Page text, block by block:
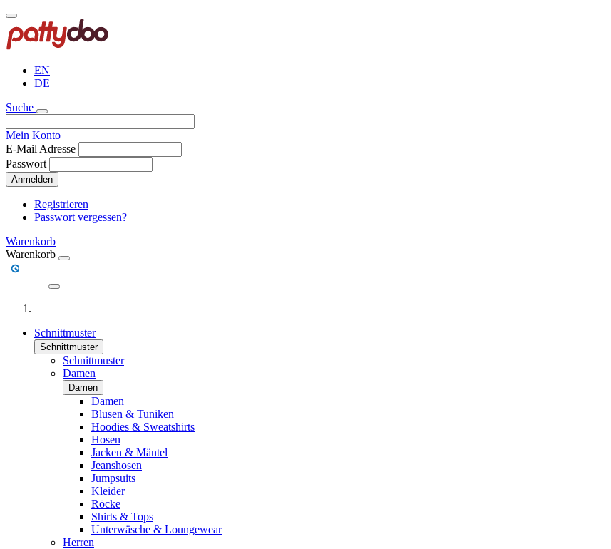
Direkt
zum
Inhalt
EN
DE
Suche
Mein Konto
E-Mail Adresse
Passwort
Anmelden
Registrieren
Passwort vergessen?
Warenkorb
Warenkorb
Schnittmuster
Schnittmuster
Schnittmuster
Damen
Damen
Damen
Blusen & Tuniken
Hoodies & Sweatshirts
Hosen
Jacken & Mäntel
Jeanshosen
Jumpsuits
Kleider
Röcke
Shirts & Tops
Unterwäsche & Loungewear
Herren